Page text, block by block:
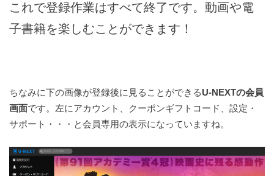
これで登録作業はすべて終了です。動画や電
子書籍を楽しむことができます！
ちなみに下の画像が登録後に見ることができるU-NEXTの会員
画面です。左にアカウント、クーポンギフトコード、設定・
サポート・・・と会員専用の表示になっていますね。